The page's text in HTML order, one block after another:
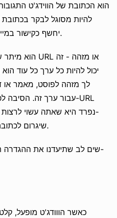
להיות מסוגל לבקר
יחשף כקישור במיילי ההודעה ובכלים של המנהל.
יכול להיות כל ערך כל עוד
לך מזהה לפוסט, מאמר
נפרד היא שאתה עשוי
URL שיגרום לכתובת לא להיות ייחודית לדף.
שים לב שתיעדנו את ההגדרה
כאשר הווודג'ט מופעל,